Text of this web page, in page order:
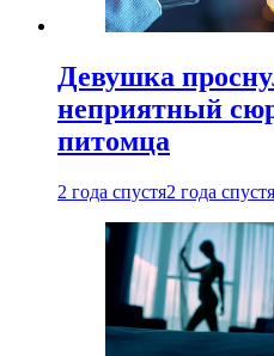
Девушка
неприятный
питомца
2 года спустя2 года спустя